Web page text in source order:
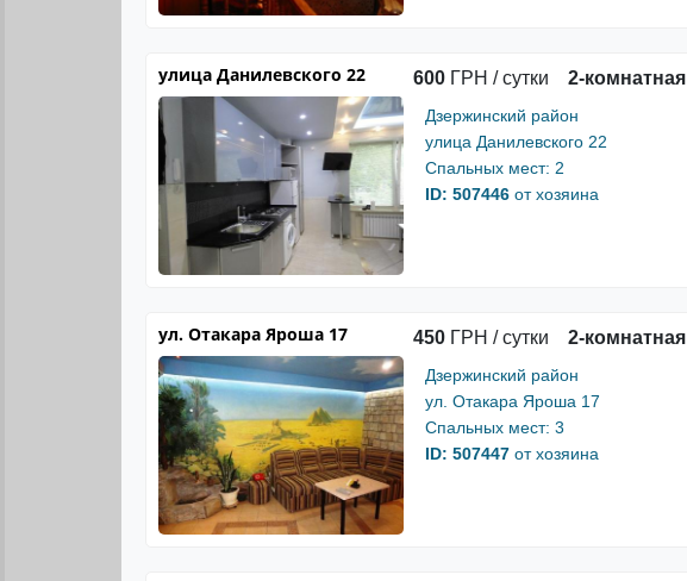
улица Данилевского 22 600 ГРН / сутки 2-комнатная
Дзержинский район
улица Данилевского 22
Спальных мест: 2
ID: 507446 от хозяина
ул. Отакара Яроша 17 450 ГРН / сутки 2-комнатная
Дзержинский район
ул. Отакара Яроша 17
Спальных мест: 3
ID: 507447 от хозяина